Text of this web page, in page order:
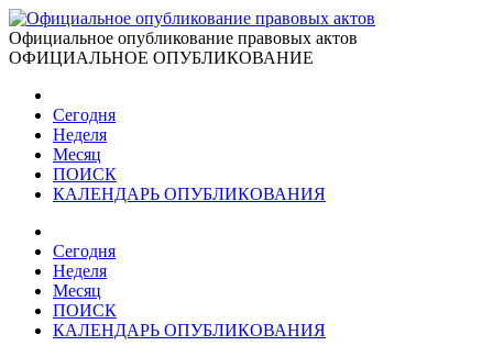
Официальное опубликование правовых актов
ОФИЦИАЛЬНОЕ ОПУБЛИКОВАНИЕ
Сегодня
Неделя
Месяц
ПОИСК
КАЛЕНДАРЬ ОПУБЛИКОВАНИЯ
Сегодня
Неделя
Месяц
ПОИСК
КАЛЕНДАРЬ ОПУБЛИКОВАНИЯ